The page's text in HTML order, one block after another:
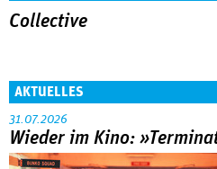
Collective
AKTUELLES
31.07.2026
Wieder im Kino: